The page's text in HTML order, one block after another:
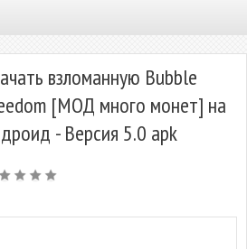
взломанную Bubble
[МОД много монет] на
- Версия 5.0 apk